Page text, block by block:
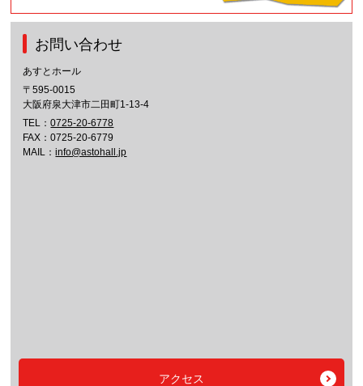
お問い合わせ
あすとホール
〒595-0015
大阪府泉大津市二田町1-13-4
TEL：0725-20-6778
FAX：0725-20-6779
MAIL：info@astohall.jp
アクセス